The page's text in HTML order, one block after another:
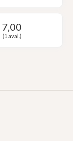
7,00
(1 aval.)